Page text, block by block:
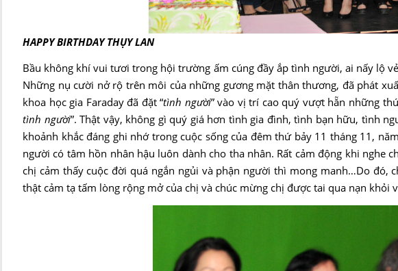
HAPPY BIRTHDAY THỤY LAN
Bầu không khí vui tươi trong hội trường ấm cúng đầy ắp tình người, ai nấy lộ
Những nụ cười nở rộ trên môi của những gương mặt thân thương, đã phát
khoa học gia Faraday đã đặt “tình người” vào vị trí cao quý vượt hẵn những
tình người”. Thật vậy, không gì quý giá hơn tình gia đình, tình bạn hữu, tình
khoảnh khắc đáng ghi nhớ trong cuộc sống của đêm thứ bảy 11 tháng 11,
người có tâm hồn nhân hậu luôn dành cho tha nhân. Rất cảm động khi nghe
chị cảm thấy cuộc đời quá ngắn ngủi và phận người thì mong manh…Do đó,
thật cảm tạ tấm lòng rộng mở của chị và chúc mừng chị được tai qua nạn khỏi